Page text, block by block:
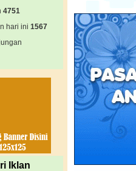
4751
hari ini 1567
Iklan